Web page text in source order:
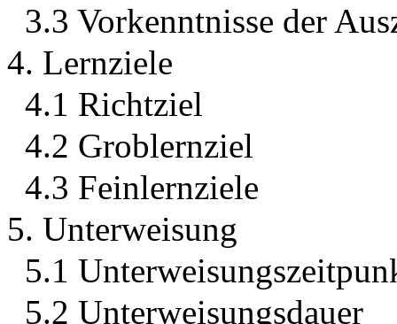
3.3 Vorkenntnisse der
4. Lernziele
4.1 Richtziel
4.2 Groblernziel
4.3 Feinlernziele
5. Unterweisung
5.1
5.2 Unterweisungsdauer